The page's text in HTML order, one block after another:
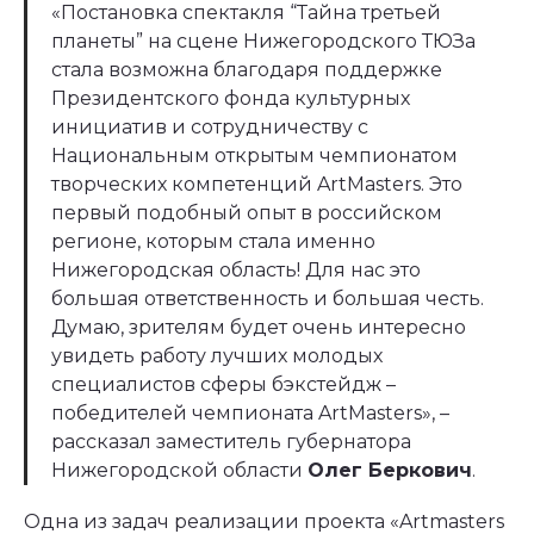
«Постановка спектакля “Тайна третьей
планеты” на сцене Нижегородского ТЮЗа
стала возможна благодаря поддержке
Президентского фонда культурных
инициатив и сотрудничеству с
Национальным открытым чемпионатом
творческих компетенций ArtMasters. Это
первый подобный опыт в российском
регионе, которым стала именно
Нижегородская область! Для нас это
большая ответственность и большая честь.
Думаю, зрителям будет очень интересно
увидеть работу лучших молодых
специалистов сферы бэкстейдж –
победителей чемпионата ArtMasters», –
рассказал заместитель губернатора
Нижегородской области Олег Беркович.
Одна из задач реализации проекта «Artmasters